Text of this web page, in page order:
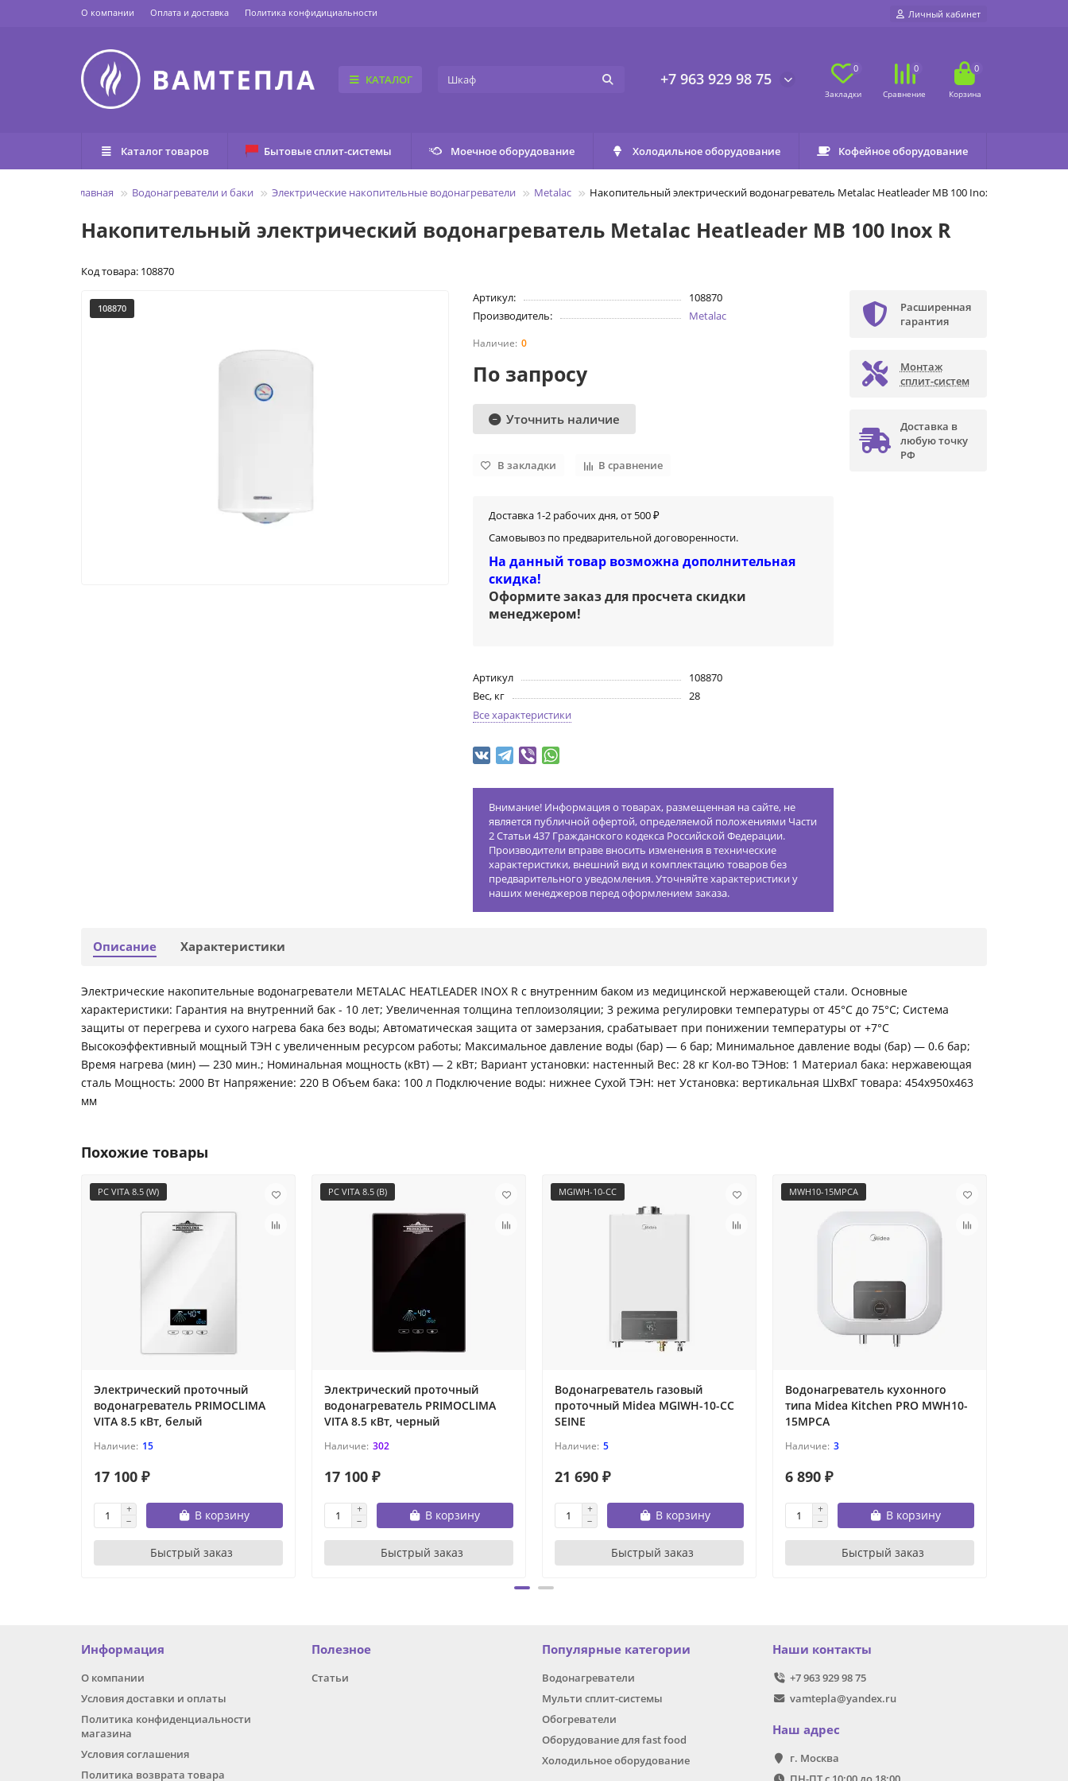
О компании Оплата и доставка Политика конфидициальности Личный кабинет
КАТАЛОГ +7 963 929 98 75
0 0 0
Каталог товаров Бытовые сплит-системы Моечное оборудование Холодильное оборудование Кофейное оборудование
Главная Водонагреватели и баки Электрические накопительные водонагреватели Metalac Накопительный электрический водонагреватель Metalac Heatleader MB 100 Inox R
Накопительный электрический водонагреватель Metalac Heatleader MB 100 Inox R
Код товара: 108870
108870
Артикул:
108870
Производитель:
Metalac
0
По запросу
Уточнить наличие
В закладки В сравнение
Доставка 1-2 рабочих дня, от 500 ₽
Самовывоз по предварительной договоренности.
На данный товар возможна дополнительная
скидка!
Оформите заказ для просчета скидки
менеджером!
Артикул
108870
Вес, кг
28
Все характеристики
Внимание! Информация о товарах, размещенная на сайте, не
является публичной офертой, определяемой положениями Части
2 Статьи 437 Гражданского кодекса Российской Федерации.
Производители вправе вносить изменения в технические
характеристики, внешний вид и комплектацию товаров без
предварительного уведомления. Уточняйте характеристики у
наших менеджеров перед оформлением заказа.
Расширенная
гарантия
Монтаж
сплит-систем
Доставка в
любую точку
РФ
Описание Характеристики
Электрические накопительные водонагреватели METALAC HEATLEADER INOX R с внутренним баком из медицинской нержавеющей стали. Основные
характеристики: Гарантия на внутренний бак - 10 лет; Увеличенная толщина теплоизоляции; 3 режима регулировки температуры от 45°С до 75°С; Система
защиты от перегрева и сухого нагрева бака без воды; Автоматическая защита от замерзания, срабатывает при понижении температуры от +7°С
Высокоэффективный мощный ТЭН с увеличенным ресурсом работы; Максимальное давление воды (бар) — 6 бар; Минимальное давление воды (бар) — 0.6 бар;
Время нагрева (мин) — 230 мин.; Номинальная мощность (кВт) — 2 кВт; Вариант установки: настенный Вес: 28 кг Кол-во ТЭНов: 1 Материал бака: нержавеющая
сталь Мощность: 2000 Вт Напряжение: 220 В Объем бака: 100 л Подключение воды: нижнее Сухой ТЭН: нет Установка: вертикальная ШxВxГ товара: 454x950x463
мм
Похожие товары
PC VITA 8.5 (W)
Электрический проточный
водонагреватель PRIMOCLIMA
VITA 8.5 кВт, белый
15
17 100 ₽
В корзину
Быстрый заказ
PC VITA 8.5 (B)
Электрический проточный
водонагреватель PRIMOCLIMA
VITA 8.5 кВт, черный
302
17 100 ₽
В корзину
Быстрый заказ
MGIWH-10-CC
Водонагреватель газовый
проточный Midea MGIWH-10-CC
SEINE
5
21 690 ₽
В корзину
Быстрый заказ
MWH10-15MPCA
Водонагреватель кухонного
типа Midea Kitchen PRO MWH10-
15MPCA
3
6 890 ₽
В корзину
Быстрый заказ
Информация
О компании
Условия доставки и оплаты
Политика конфиденциальности
магазина
Условия соглашения
Политика возврата товара
Полезное
Статьи
Популярные категории
Водонагреватели
Мульти сплит-системы
Обогреватели
Оборудование для fast food
Холодильное оборудование
Наши контакты
+7 963 929 98 75
vamtepla@yandex.ru
Наш адрес
г. Москва